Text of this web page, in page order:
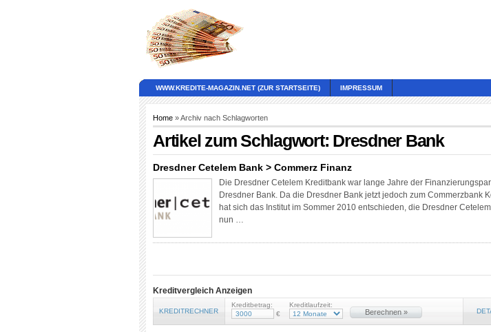
WWW.KREDITE-MAGAZIN.NET (ZUR STARTSEITE) IMPRESSUM
Home » Archiv nach Schlagworten
Artikel zum Schlagwort: Dresdner Bank
Dresdner Cetelem Bank > Commerz Finanz
Die Dresdner Cetelem Kreditbank war lange Jahre der
Dresdner Bank. Da die Dresdner Bank jetzt jedoch zum Commerzbank
hat sich das Institut im Sommer 2010 entschieden, die Dresdner
nun …
Kreditvergleich Anzeigen
KREDITRECHNER
Kreditbetrag:
€
Kreditlaufzeit:
Berechnen »